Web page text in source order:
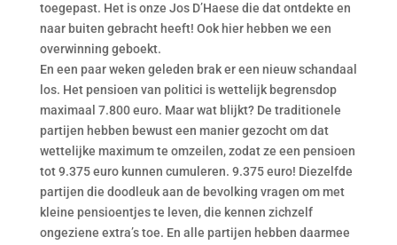
toegepast. Het is onze Jos D’Haese die dat ontdekte en
naar buiten gebracht heeft! Ook hier hebben we een
overwinning geboekt.
En een paar weken geleden brak er een nieuw schandaal
los. Het pensioen van politici is wettelijk begrensdop
maximaal 7.800 euro. Maar wat blijkt? De traditionele
partijen hebben bewust een manier gezocht om dat
wettelijke maximum te omzeilen, zodat ze een pensioen
tot 9.375 euro kunnen cumuleren. 9.375 euro! Diezelfde
partijen die doodleuk aan de bevolking vragen om met
kleine pensioentjes te leven, die kennen zichzelf
ongeziene extra’s toe. En alle partijen hebben daarmee